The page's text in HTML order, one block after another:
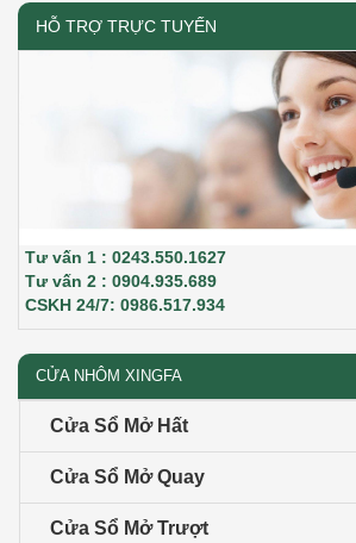
HỖ TRỢ TRỰC TUYẾN
Tư vấn 1 : 0243.550.1627
Tư vấn 2 : 0904.935.689
CSKH 24/7: 0986.517.934
CỬA NHÔM XINGFA
Cửa Sổ Mở Hất
Cửa Sổ Mở Quay
Cửa Sổ Mở Trượt